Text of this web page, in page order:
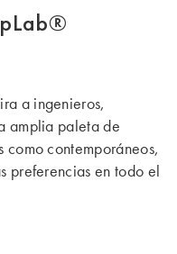
a ingenieros,
amplia paleta de
contemporáneos,
preferencias en todo el